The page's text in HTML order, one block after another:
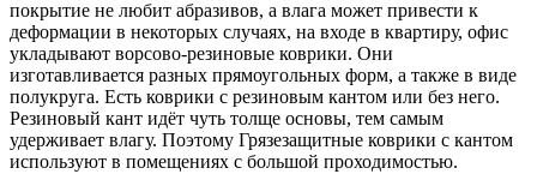
покрытие не любит абразивов, а влага может привести к
деформации в некоторых случаях, на входе в квартиру, офис
укладывают ворсово-резиновые коврики. Они
изготавливается разных прямоугольных форм, а также в виде
полукруга. Есть коврики с резиновым кантом или без него.
Резиновый кант идёт чуть толще основы, тем самым
удерживает влагу. Поэтому Грязезащитные коврики с кантом
используют в помещениях с большой проходимостью.